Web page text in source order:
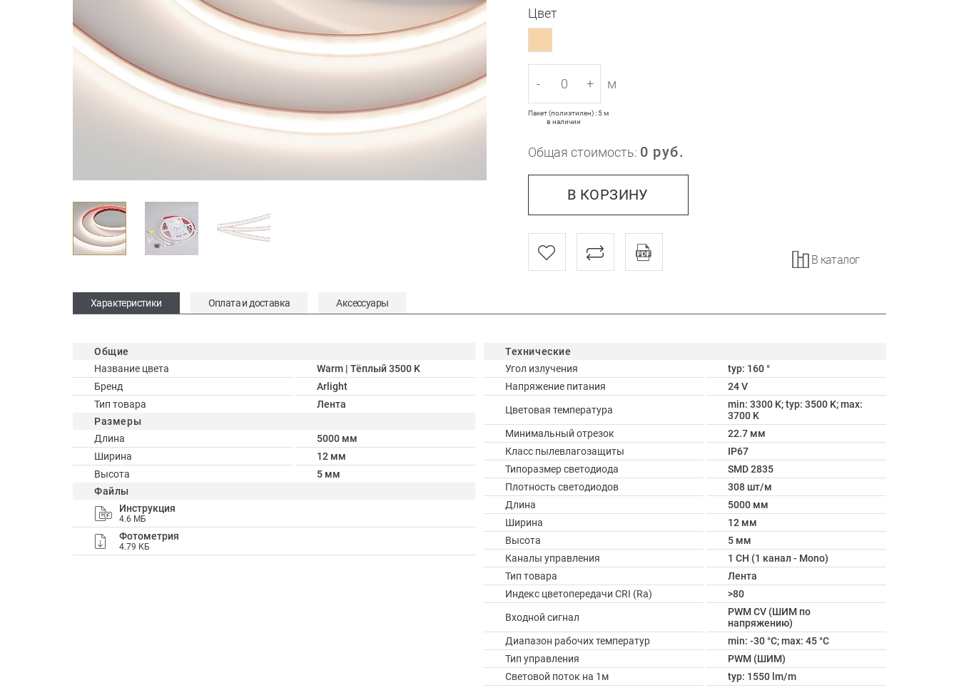
Цвет
- + м
Пакет (полиэтилен) : 5 м
в наличии
Общая стоимость: 0 руб.
В КОРЗИНУ
В каталог
Характеристики Оплата и доставка Аксессуары
Общие
Название цвета
Warm | Тёплый 3500 K
Бренд
Arlight
Тип товара
Лента
Размеры
Длина
5000 мм
Ширина
12 мм
Высота
5 мм
Файлы
Инструкция
4.6 МБ
Фотометрия
4.79 КБ
Технические
Угол излучения
typ: 160 °
Напряжение питания
24 V
Цветовая температура
min: 3300 K; typ: 3500 K; max:
3700 K
Минимальный отрезок
22.7 мм
Класс пылевлагозащиты
IP67
Типоразмер светодиода
SMD 2835
Плотность светодиодов
308 шт/м
Длина
5000 мм
Ширина
12 мм
Высота
5 мм
Каналы управления
1 CH (1 канал - Mono)
Тип товара
Лента
Индекс цветопередачи CRI (Ra)
>80
Входной сигнал
PWM СV (ШИМ по
напряжению)
Диапазон рабочих температур
min: -30 °C; max: 45 °C
Тип управления
PWM (ШИМ)
Световой поток на 1м
typ: 1550 lm/m